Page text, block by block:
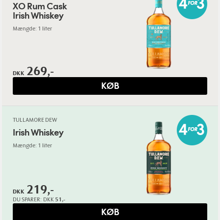
XO Rum Cask
Irish Whiskey
Mængde: 1 liter
DKK 269,-
KØB
TULLAMORE DEW
Irish Whiskey
Mængde: 1 liter
DKK 219,-
DU SPARER: DKK 51,-
KØB